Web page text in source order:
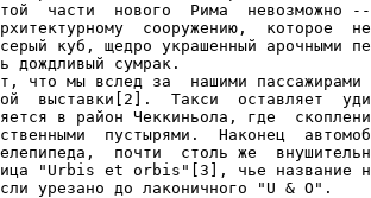
части  нового  Рима  невозможно
сооружению,  которое
куб, щедро украшенный арочными
дождливый сумрак.
что мы вслед за  нашими пассажирами
выставки[2].  Такси  оставляет
в район Чеккиньола, где
пустырями.  Наконец
почти  столь же
"Urbis et orbis"[3], чье название
урезано до лаконичного "U & O".